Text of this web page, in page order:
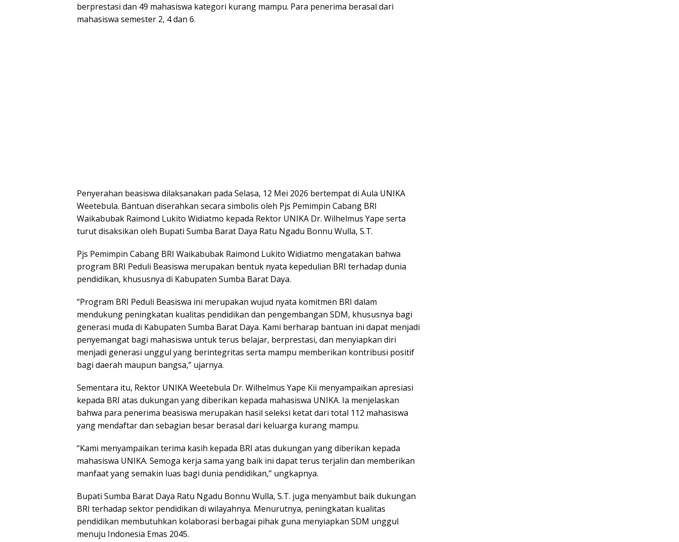
berprestasi dan 49 mahasiswa kategori kurang mampu. Para penerima berasal dari
mahasiswa semester 2, 4 dan 6.
Penyerahan beasiswa dilaksanakan pada Selasa, 12 Mei 2026 bertempat di Aula UNIKA
Weetebula. Bantuan diserahkan secara simbolis oleh Pjs Pemimpin Cabang BRI
Waikabubak Raimond Lukito Widiatmo kepada Rektor UNIKA Dr. Wilhelmus Yape serta
turut disaksikan oleh Bupati Sumba Barat Daya Ratu Ngadu Bonnu Wulla, S.T.
Pjs Pemimpin Cabang BRI Waikabubak Raimond Lukito Widiatmo mengatakan bahwa
program BRI Peduli Beasiswa merupakan bentuk nyata kepedulian BRI terhadap dunia
pendidikan, khususnya di Kabupaten Sumba Barat Daya.
“Program BRI Peduli Beasiswa ini merupakan wujud nyata komitmen BRI dalam
mendukung peningkatan kualitas pendidikan dan pengembangan SDM, khususnya bagi
generasi muda di Kabupaten Sumba Barat Daya. Kami berharap bantuan ini dapat menjadi
penyemangat bagi mahasiswa untuk terus belajar, berprestasi, dan menyiapkan diri
menjadi generasi unggul yang berintegritas serta mampu memberikan kontribusi positif
bagi daerah maupun bangsa,” ujarnya.
Sementara itu, Rektor UNIKA Weetebula Dr. Wilhelmus Yape Kii menyampaikan apresiasi
kepada BRI atas dukungan yang diberikan kepada mahasiswa UNIKA. Ia menjelaskan
bahwa para penerima beasiswa merupakan hasil seleksi ketat dari total 112 mahasiswa
yang mendaftar dan sebagian besar berasal dari keluarga kurang mampu.
“Kami menyampaikan terima kasih kepada BRI atas dukungan yang diberikan kepada
mahasiswa UNIKA. Semoga kerja sama yang baik ini dapat terus terjalin dan memberikan
manfaat yang semakin luas bagi dunia pendidikan,” ungkapnya.
Bupati Sumba Barat Daya Ratu Ngadu Bonnu Wulla, S.T. juga menyambut baik dukungan
BRI terhadap sektor pendidikan di wilayahnya. Menurutnya, peningkatan kualitas
pendidikan membutuhkan kolaborasi berbagai pihak guna menyiapkan SDM unggul
menuju Indonesia Emas 2045.